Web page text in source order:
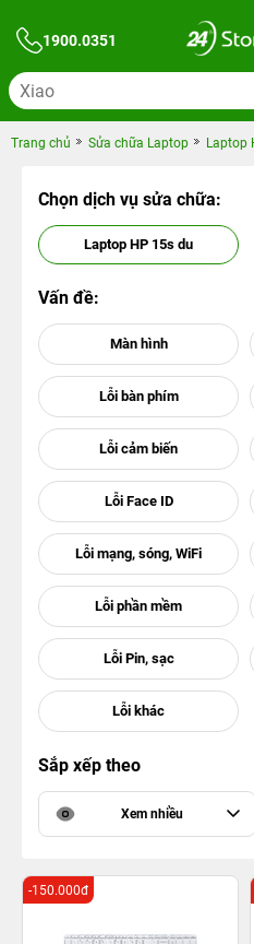
1900.0351
Trang chủ Sửa chữa Laptop Laptop
Chọn dịch vụ sửa chữa:
Laptop HP 15s du
Vấn đề:
Sắp xếp theo
Xem nhiều
-150.000đ